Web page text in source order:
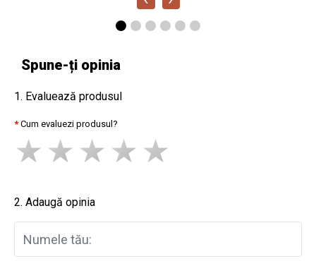
Spune-ți opinia
1. Evaluează produsul
Cum evaluezi produsul?
2. Adaugă opinia